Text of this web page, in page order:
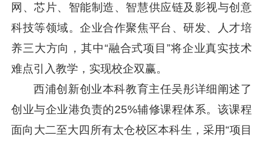
网、芯片、智能制造、智慧供应链及影视与创意
科技等领域。企业合作聚焦平台、研发、人才培
养三大方向，其中“融合式项目”将企业真实技术
难点引入教学，实现校企双赢。
西浦创新创业本科教育主任吴彤详细阐述了
创业与企业港负责的25%辅修课程体系。该课程
面向大二至大四所有太仓校区本科生，采用“项目